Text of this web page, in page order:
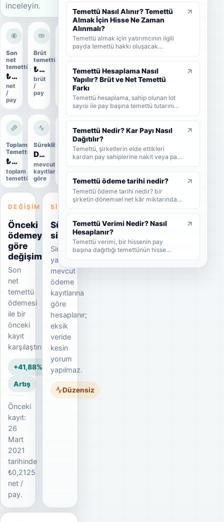
inceleyin.
Son
net
temettü
₺0,3015
net
/
pay
Brüt
temettü
₺0,34
brüt
/
pay
ödeme
oranı
Toplam
Temettü
₺45,6 Mn
toplam
temettü
Süreklilik
Düzensiz
mevcut
kayıtlara
göre
Uygulama
durumu
DEĞIŞIM
Önceki
ödemeye
göre
değişim
Son
net
temettü
ödemesi
ile bir
önceki
kayıt
karşılaştırılır.
+41,88%
Artış
Önceki
kayıt:
26
Mart
2021
tarihinde
₺0,2125
net /
pay.
SINYAL
Süreklilik
sinyali
Sinyal
yalnızca
mevcut
ödeme
kayıtlarına
göre
hesaplanır;
eksik
veride
kesin
yorum
yapılmaz.
Düzensiz
dağıtıldığını gösterir. KAP'ta görülen
kâr payı oranı ise çoğunlukla 1 TL
nominal değere göre hesaplanan ayrı
bir yüzdedir. Bu rehberde temettü
verimi, dağıtım oranı ve KAP temettü
oranı arasındaki farkları formüller ve
Temettü Nasıl Alınır? Temettü
Almak İçin Hisse Ne Zaman
Alınmalı?
Temettü almak için yatırımcının ilgili
payda temettü hakkı oluşacak
alındığını, hak kullanım tarihi, kayıt
tarihi ve ödeme tarihi arasındaki farkı
ve yatırımcıların nelere dikkat etmesi
gerektiğini sade şekilde bulabilirsiniz.
Temettü Hesaplama Nasıl
Yapılır? Brüt ve Net Temettü
Farkı
Temettü hesaplama, sahip olunan lot
sayısı ile pay başına temettü tutarının
verimi ve örnek hesaplama adımlarını
sade şekilde bulabilirsiniz.
Temettü Nedir? Kar Payı Nasıl
Dağıtılır?
Temettü, şirketlerin elde ettikleri
kardan pay sahiplerine nakit veya pay
nasıl dağıtıldığını, brüt-net temettü
farkını, temettü tarihlerini ve
yatırımcıların dikkat etmesi
gerekenleri sade şekilde bulabilirsiniz.
Temettü ödeme tarihi nedir?
Temettü ödeme tarihi nedir? bir
şirketin dönemsel net kâr miktarından
Temettü Verimi Nedir? Nasıl
Hesaplanır?
Temettü verimi, bir hissenin pay
başına dağıttığı temettünün hisse
göstergedir. Bu rehberde temettü
veriminin nasıl hesaplandığını, yüksek
temettü veriminin ne anlama geldiğini
ve yatırımcıların bu oranı nasıl
yorumlaması gerektiğini sade